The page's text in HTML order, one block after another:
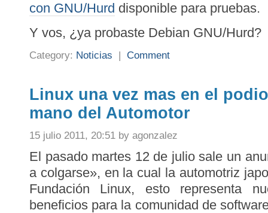
con GNU/Hurd disponible para pruebas.
Y vos, ¿ya probaste Debian GNU/Hurd?
Category: Noticias | Comment
Linux una vez mas en el
mano del Automotor
15 julio 2011, 20:51 by agonzalez
El pasado martes 12 de julio sale un
a colgarse», en la cual la automotriz
Fundación Linux, esto representa
beneficios para la comunidad de